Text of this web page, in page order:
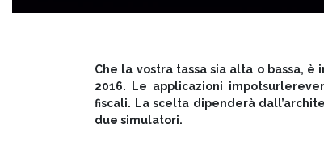
Che la vostra tassa sia alta o bassa,
2016. Le applicazioni
fiscali. La scelta dipenderà
due simulatori.